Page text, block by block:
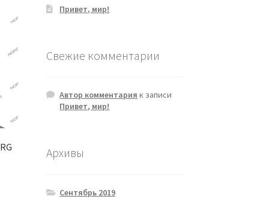
Привет, мир!
Свежие комментарии
Автор комментария к записи
Привет, мир!
Архивы
Сентябрь 2019